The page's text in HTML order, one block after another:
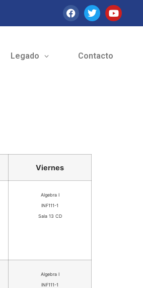
Legado Contacto
Viernes
Algebra I
INF111-1
Sala 13 CD
Algebra I
INF111-1